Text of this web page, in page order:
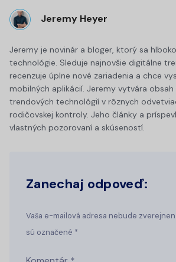
Jeremy Heyer
Jeremy je novinár a bloger, ktorý sa
technológie. Sleduje najnovšie digitálne
recenzuje úplne nové zariadenia a chce
mobilných aplikácií. Jeremy vytvára obsah
trendových technológií v rôznych
rodičovskej kontroly. Jeho články a
vlastných pozorovaní a skúseností.
Zanechaj odpoveď:
Vaša e-mailová adresa nebude
sú označené *